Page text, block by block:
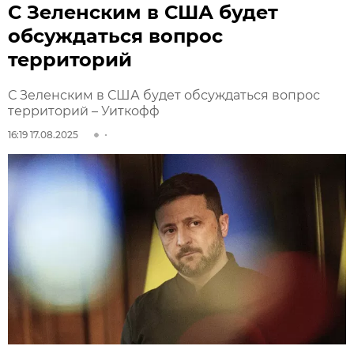
С Зеленским в США будет
обсуждаться вопрос
территорий
С Зеленским в США будет обсуждаться вопрос
территорий – Уиткофф
16:19 17.08.2025